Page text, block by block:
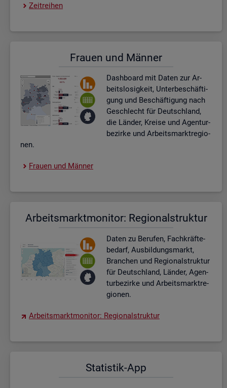
Zeit­rei­hen
Frau­en und Män­ner
Dash­board mit Daten zur Ar­
beits­lo­sig­keit, Un­ter­be­schäf­ti­
gung und Be­schäf­ti­gung nach
Ge­schlecht für Deutsch­land,
die Län­der, Krei­se und Agen­tur­
be­zir­ke und Ar­beits­markt­re­gio­
nen.
Frau­en und Män­ner
Ar­beits­markt­mo­ni­tor: Re­gio­nal­struk­tur
Daten zu Be­ru­fen, Fach­kräf­te­
be­darf, Aus­bil­dungs­markt,
Bran­chen und Re­gio­nal­struk­tur
für Deutsch­land, Län­der, Agen­
tur­be­zir­ke und Ar­beits­markt­re­
gio­nen.
Ar­beits­markt­mo­ni­tor: Re­gio­nal­struk­tur
Sta­tis­tik-App